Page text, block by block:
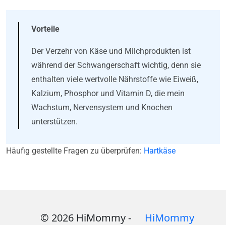
Vorteile
Der Verzehr von Käse und Milchprodukten ist
während der Schwangerschaft wichtig, denn sie
enthalten viele wertvolle Nährstoffe wie Eiweiß,
Kalzium, Phosphor und Vitamin D, die mein
Wachstum, Nervensystem und Knochen
unterstützen.
Häufig gestellte Fragen zu überprüfen: Hartkäse
© 2026 HiMommy -
HiMommy